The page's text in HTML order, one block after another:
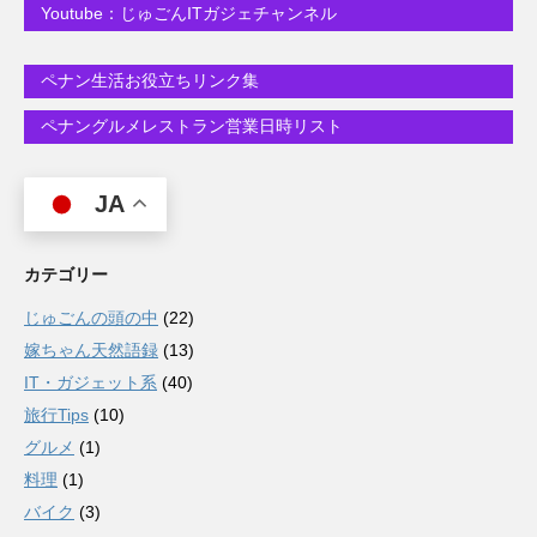
Youtube：じゅごんITガジェチャンネル
ペナン生活お役立ちリンク集
ペナングルメレストラン営業日時リスト
JA
カテゴリー
じゅごんの頭の中 (22)
嫁ちゃん天然語録 (13)
IT・ガジェット系 (40)
旅行Tips (10)
グルメ (1)
料理 (1)
バイク (3)